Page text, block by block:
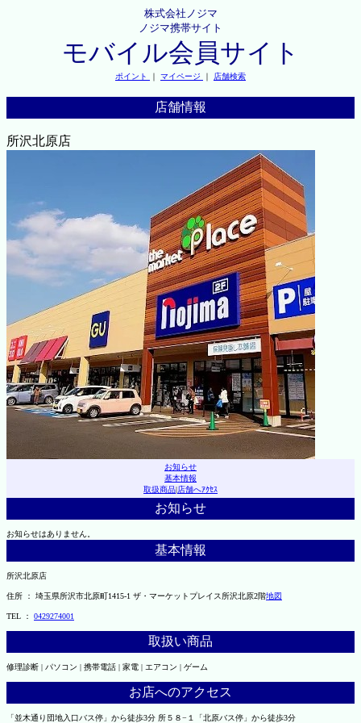
株式会社ノジマ
ノジマ携帯サイト
モバイル会員サイト
ポイント ｜ マイページ ｜ 店舗検索
店舗情報
所沢北原店
お知らせ
基本情報
取扱商品|店舗へｱｸｾｽ
お知らせ
お知らせはありません。
基本情報
所沢北原店
住所 ： 埼玉県所沢市北原町1415-1 ザ・マーケットプレイス所沢北原2階地図
TEL ： 0429274001
取扱い商品
修理診断 | パソコン | 携帯電話 | 家電 | エアコン | ゲーム
お店へのアクセス
「並木通り団地入口バス停」から徒歩3分 所５８−１「北原バス停」から徒歩3分